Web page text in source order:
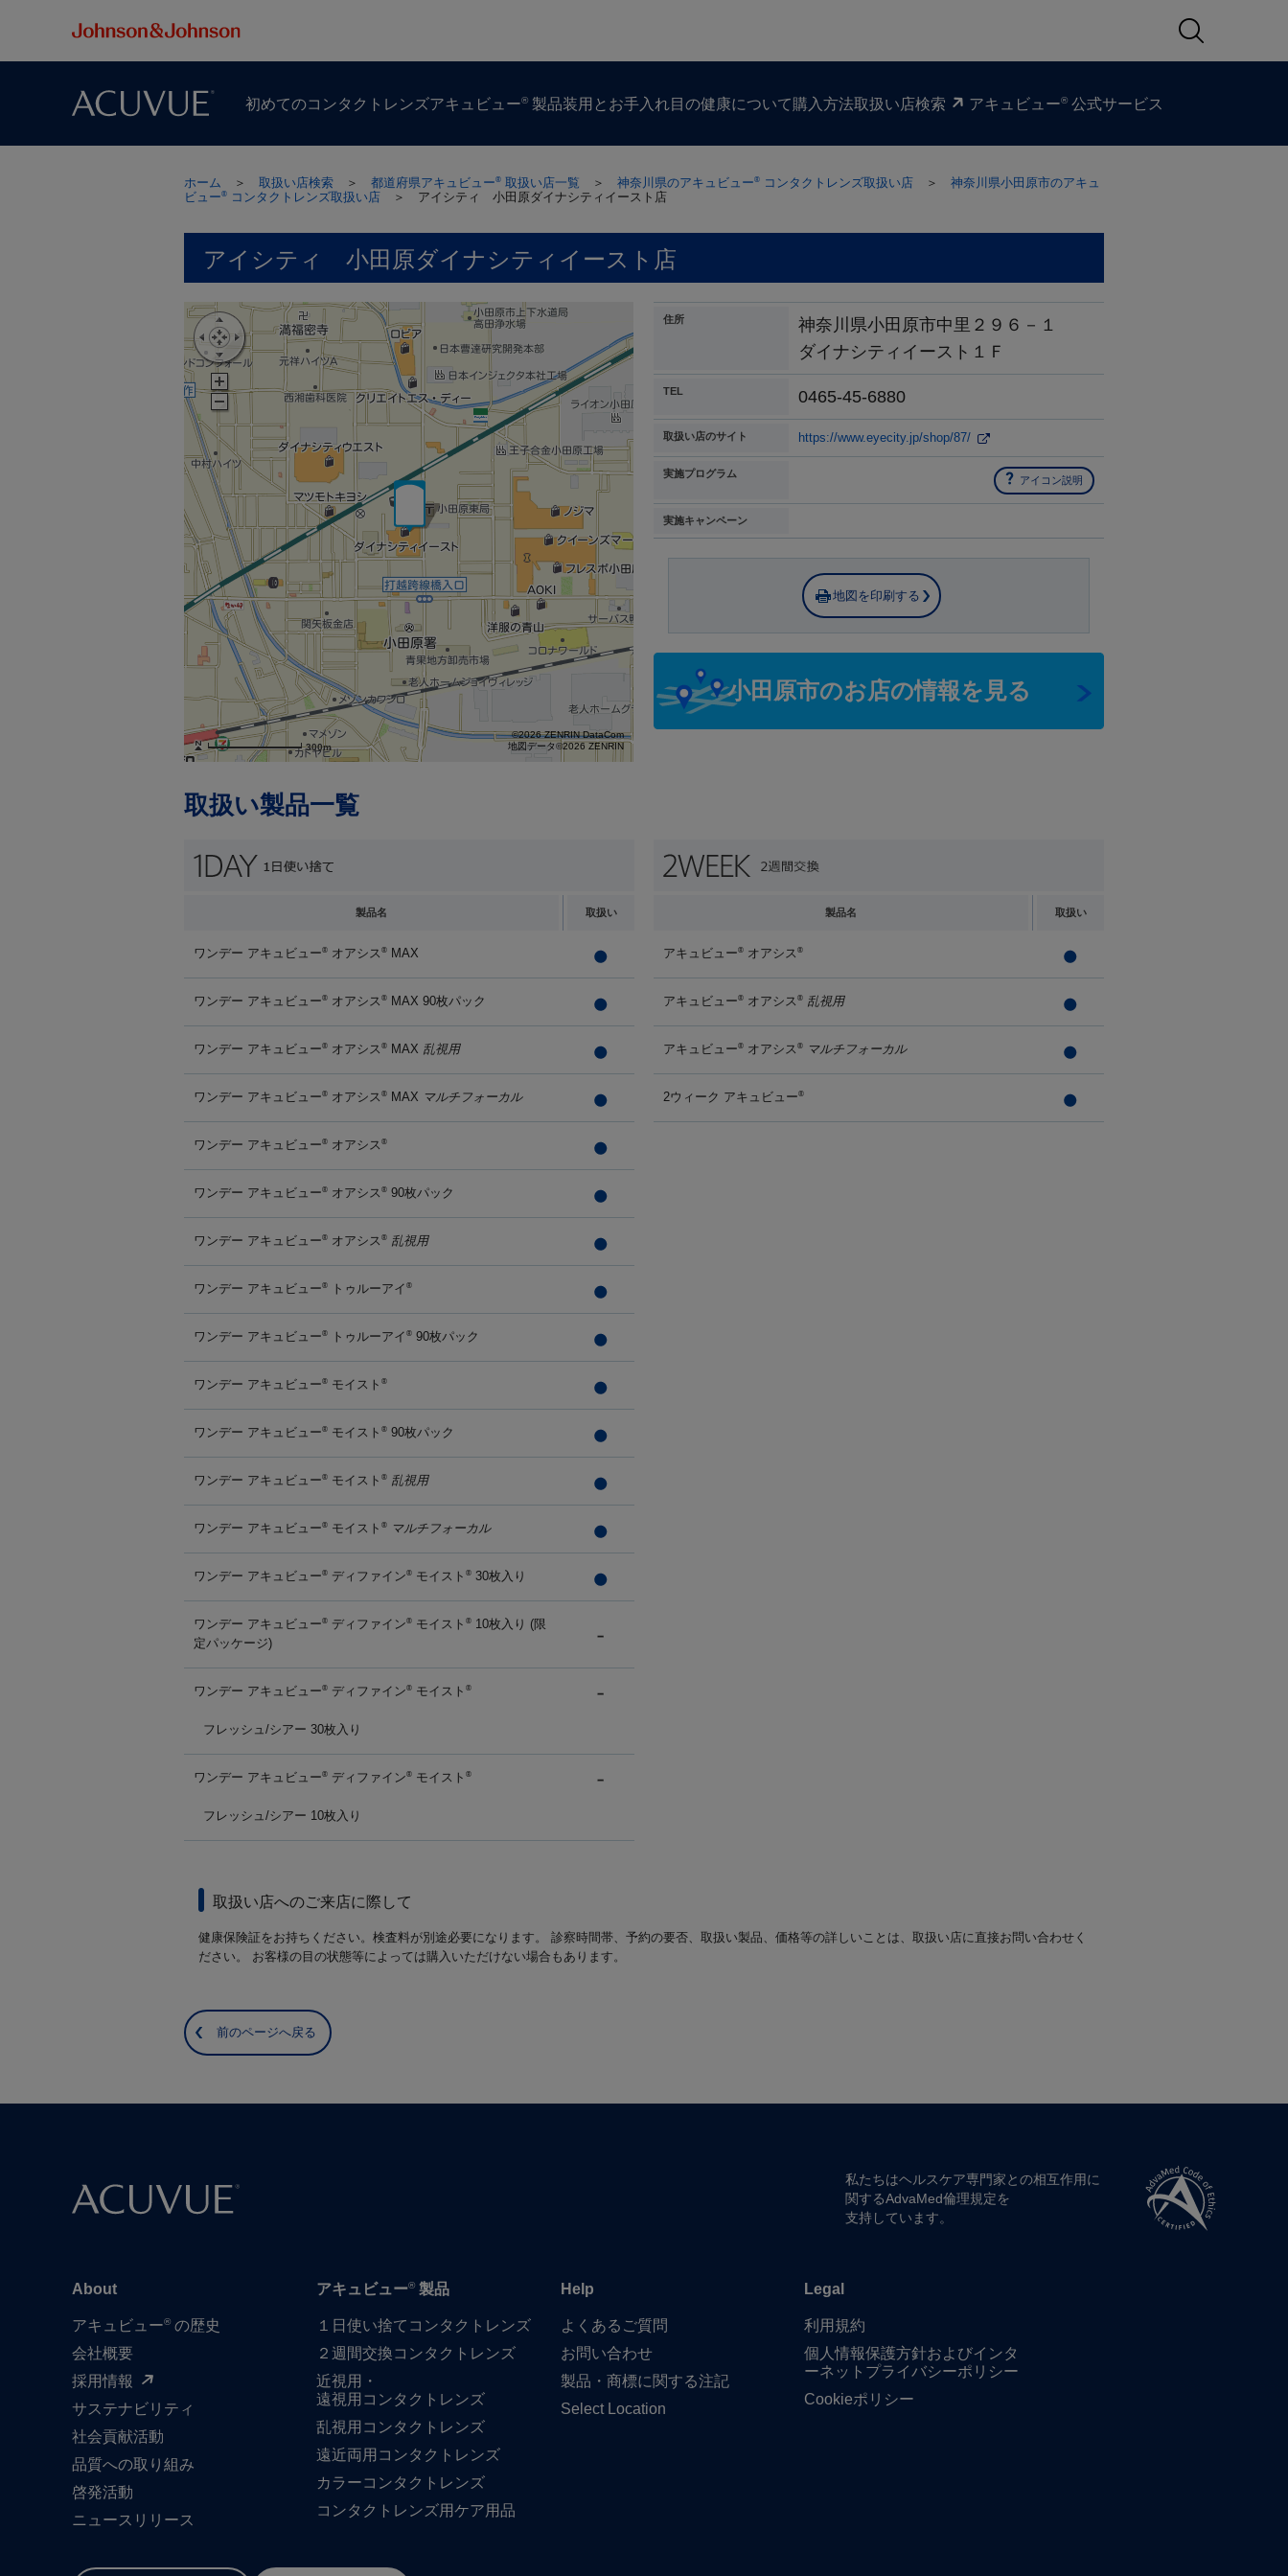
初めての​コンタクトレンズアキュビュー® 製品装用とお手入れ目の​健康に​ついて購入方​法取扱い​店検索 アキュビュー® 公式サービス
ホーム ＞ 取扱い店検索 ＞ 都道府県アキュビュー® 取扱い店一覧 ＞ 神奈川県のアキュビュー® コンタクトレンズ取扱い店 ＞ 神奈川県小田原市のアキュ
ビュー® コンタクトレンズ取扱い店 ＞ アイシティ 小田原ダイナシティイースト店
アイシティ 小田原ダイナシティイースト店
300m
©2026 ZENRIN DataCom
地図データ©2026 ZENRIN
住所
神奈川県小田原市中里２９６－１
ダイナシティイースト１Ｆ
TEL 0465-45-6880
取扱い店のサイト https://www.eyecity.jp/shop/87/
実施プログラム
アイコン説明
実施キャンペーン
地図を印刷する
小田原市のお店の情報を見る
取扱い製品一覧
製品名 取扱い
ワンデー アキュビュー® オアシス ® MAX
ワンデー アキュビュー® オアシス ® MAX 90枚パック
ワンデー アキュビュー® オアシス ® MAX 乱視用
ワンデー アキュビュー® オアシス ® MAX マルチフォーカル
ワンデー アキュビュー® オアシス ®
ワンデー アキュビュー® オアシス ® 90枚パック
ワンデー アキュビュー® オアシス ® 乱視用
ワンデー アキュビュー® トゥルーアイ ®
ワンデー アキュビュー® トゥルーアイ ® 90枚パック
ワンデー アキュビュー® モイスト ®
ワンデー アキュビュー® モイスト ® 90枚パック
ワンデー アキュビュー® モイスト ® 乱視用
ワンデー アキュビュー® モイスト ® マルチフォーカル
ワンデー アキュビュー® ディファイン® モイスト ® 30枚入り
ワンデー アキュビュー® ディファイン® モイスト ® 10枚入り (限
定パッケージ)
ワンデー アキュビュー® ディファイン® モイスト ®
フレッシュ/シアー 30枚入り
ワンデー アキュビュー® ディファイン® モイスト ®
フレッシュ/シアー 10枚入り
製品名 取扱い
アキュビュー® オアシス ®
アキュビュー® オアシス ® 乱視用
アキュビュー® オアシス ® マルチフォーカル
2ウィーク アキュビュー®
取扱い店へのご来店に際して
健康保険証をお持ちください。検査料が別途必要になります。 診察時間帯、予約の要否、取扱い製品、価格等の詳しいことは、取扱い店に直接お問い合わせく
ださい。 お客様の目の状態等によっては購入いただけない場合もあります。
前のページへ戻る
私たちは​ヘルスケア専門家との​相互作用に​
関する​AdvaMed倫理規定を​
支持しています。
About
アキュビュー® の歴史
会社概要
採用情報
サステナビリティ
社会貢献活動
品質への​取り組み
啓発活動
ニュースリリース
アキュビュー®製品
１日​使い捨て​​コンタクトレンズ
２週間交換コンタクトレンズ
近視用・
遠視用コンタクトレンズ
乱視用コンタクトレンズ
遠近両用コンタクトレンズ
カラーコンタクトレンズ
コンタクトレンズ用ケア用品
Help
よく​ある​ご質問
お問い​合わせ
製品・商標に​関する​注記
Select Location
Legal
利用規約
個人情報保護方針およびインタ
ーネットプライバシーポリシー
Cookieポリシー